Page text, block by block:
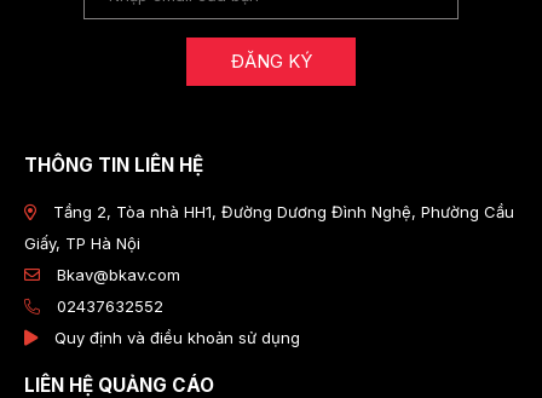
ĐĂNG KÝ
THÔNG TIN LIÊN HỆ
Tầng 2, Tòa nhà HH1, Đường Dương Đình Nghệ, Phường Cầu
Giấy, TP Hà Nội
Bkav@bkav.com
02437632552
Quy định và điều khoản sử dụng
LIÊN HỆ QUẢNG CÁO